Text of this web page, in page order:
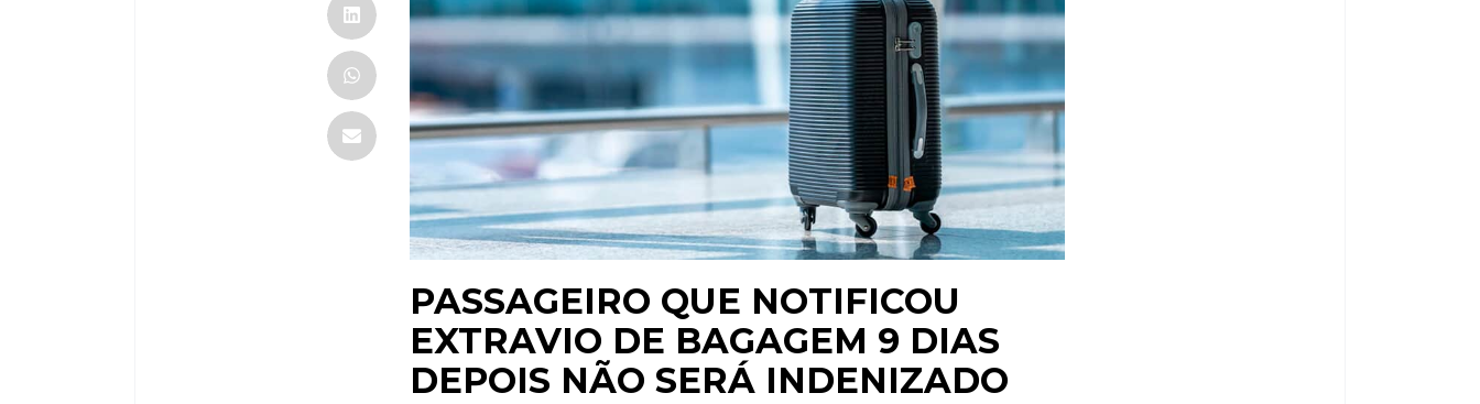
PASSAGEIRO QUE NOTIFICOU
EXTRAVIO DE BAGAGEM 9 DIAS
DEPOIS NÃO SERÁ INDENIZADO